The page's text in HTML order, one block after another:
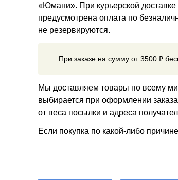
«Юмани». При курьерской
предусмотрена оплата по
не резервируются.
При заказе на сумму от 3500 ₽
Мы доставляем товары по всему
выбирается при оформлении
от веса посылки и адреса
Если покупка по какой-либо